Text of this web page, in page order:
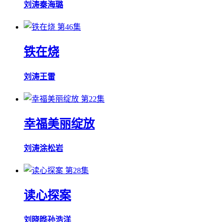
刘涛秦海璐
第46集
铁在烧
刘涛王雷
第22集
幸福美丽绽放
刘涛涂松岩
第28集
读心探案
刘晓晔孙浩洋